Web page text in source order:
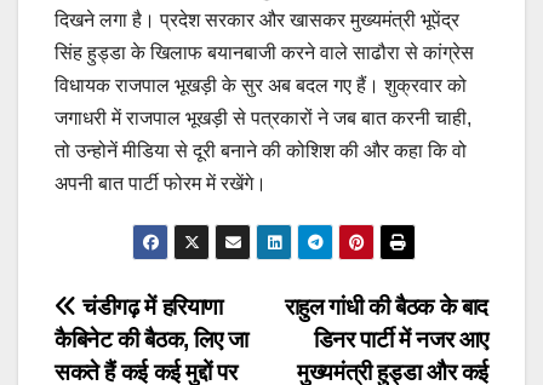
दिखने लगा है। प्रदेश सरकार और खासकर मुख्यमंत्री भूपेंद्र
सिंह हुड्डा के खिलाफ बयानबाजी करने वाले साढौरा से कांग्रेस
विधायक राजपाल भूखड़ी के सुर अब बदल गए हैं। शुक्रवार को
जगाधरी में राजपाल भूखड़ी से पत्रकारों ने जब बात करनी चाही,
तो उन्होनें मीडिया से दूरी बनाने की कोशिश की और कहा कि वो
अपनी बात पार्टी फोरम में रखेंगे।
Post
navigation
राहुल गांधी की बैठक के बाद
डिनर पार्टी में नजर आए
मुख्यमंत्री हुड्डा और कई
चंडीगढ़ में हरियाणा
कैबिनेट की बैठक, लिए जा
सकते हैं कई कई मुद्दों पर